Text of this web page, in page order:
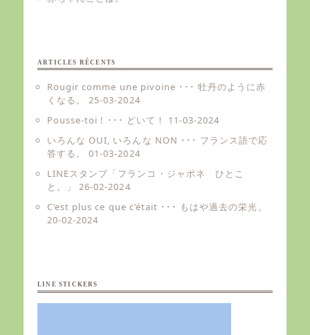
ARTICLES RÉCENTS
Rougir comme une pivoine ･･･ 牡丹のように赤
くなる。
25-03-2024
Pousse-toi ! ･･･ どいて！
11-03-2024
いろんな OUI, いろんな NON ･･･ フランス語で応
答する。
01-03-2024
LINEスタンプ「フランコ・ジャポネ ひとこ
と。」
26-02-2024
C’est plus ce que c’était ･･･ もはや過去の栄光。
20-02-2024
LINE STICKERS